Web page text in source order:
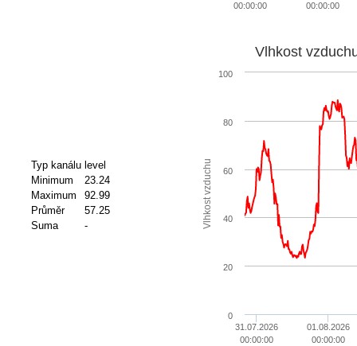
00:00:00 00:00:00
Typ kanálu level
Minimum
23.24
Maximum
92.99
Průměr
57.25
Suma
- Vlhkost vzduchu
Vlhkost
31.07.2026
00:00:00
01.08.2026
00:00:00
0
20
40
60
80
100